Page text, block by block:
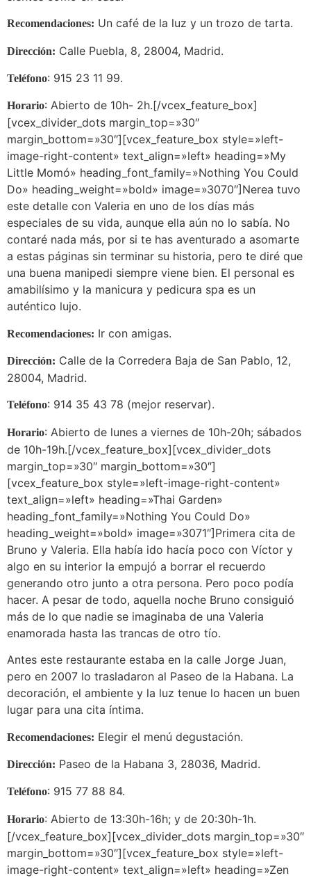
Recomendaciones: Un café de la luz y un trozo de tarta.
Dirección: Calle Puebla, 8, 28004, Madrid.
Teléfono: 915 23 11 99.
Horario: Abierto de 10h- 2h.[/vcex_feature_box]
[vcex_divider_dots margin_top=»30″
margin_bottom=»30″][vcex_feature_box style=»left-
image-right-content» text_align=»left» heading=»My
Little Momó» heading_font_family=»Nothing You Could
Do» heading_weight=»bold» image=»3070″]Nerea tuvo
este detalle con Valeria en uno de los días más
especiales de su vida, aunque ella aún no lo sabía. No
contaré nada más, por si te has aventurado a asomarte
a estas páginas sin terminar su historia, pero te diré que
una buena manipedi siempre viene bien. El personal es
amabilísimo y la manicura y pedicura spa es un
auténtico lujo.
Recomendaciones: Ir con amigas.
Dirección: Calle de la Corredera Baja de San Pablo, 12,
28004, Madrid.
Teléfono: 914 35 43 78 (mejor reservar).
Horario: Abierto de lunes a viernes de 10h-20h; sábados
de 10h-19h.[/vcex_feature_box][vcex_divider_dots
margin_top=»30″ margin_bottom=»30″]
[vcex_feature_box style=»left-image-right-content»
text_align=»left» heading=»Thai Garden»
heading_font_family=»Nothing You Could Do»
heading_weight=»bold» image=»3071″]Primera cita de
Bruno y Valeria. Ella había ido hacía poco con Víctor y
algo en su interior la empujó a borrar el recuerdo
generando otro junto a otra persona. Pero poco podía
hacer. A pesar de todo, aquella noche Bruno consiguió
más de lo que nadie se imaginaba de una Valeria
enamorada hasta las trancas de otro tío.
Antes este restaurante estaba en la calle Jorge Juan,
pero en 2007 lo trasladaron al Paseo de la Habana. La
decoración, el ambiente y la luz tenue lo hacen un buen
lugar para una cita íntima.
Recomendaciones: Elegir el menú degustación.
Dirección: Paseo de la Habana 3, 28036, Madrid.
Teléfono: 915 77 88 84.
Horario: Abierto de 13:30h-16h; y de 20:30h-1h.
[/vcex_feature_box][vcex_divider_dots margin_top=»30″
margin_bottom=»30″][vcex_feature_box style=»left-
image-right-content» text_align=»left» heading=»Zen